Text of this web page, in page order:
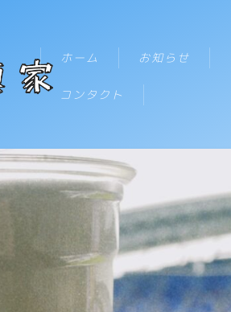
ホーム お知らせ
コンタクト
HOME
新着記事一覧